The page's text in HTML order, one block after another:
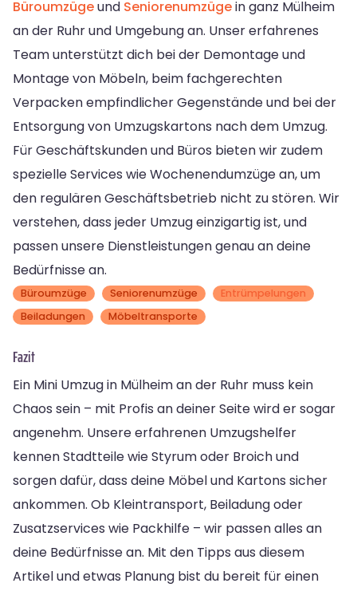
Büroumzügeund Seniorenumzügein ganz Mülheim
an der Ruhr und Umgebung an. Unser erfahrenes
Team unterstützt dich bei der Demontage und
Montage von Möbeln, beim fachgerechten
Verpacken empfindlicher Gegenstände und bei der
Entsorgung von Umzugskartons nach dem Umzug.
Für Geschäftskunden und Büros bieten wir zudem
spezielle Services wie Wochenendumzüge an, um
den regulären Geschäftsbetrieb nicht zu stören. Wir
verstehen, dass jeder Umzug einzigartig ist, und
passen unsere Dienstleistungen genau an deine
Bedürfnisse an.
Büroumzüge Seniorenumzüge
Entrümpelungen
Beiladungen
Möbeltransporte
Fazit
Ein Mini Umzug in Mülheim an der Ruhr muss kein
Chaos sein – mit Profis an deiner Seite wird er sogar
angenehm. Unsere erfahrenen Umzugshelfer
kennen Stadtteile wie Styrum oder Broich und
sorgen dafür, dass deine Möbel und Kartons sicher
ankommen. Ob Kleintransport, Beiladung oder
Zusatzservices wie Packhilfe – wir passen alles an
deine Bedürfnisse an. Mit den Tipps aus diesem
Artikel und etwas Planung bist du bereit für einen